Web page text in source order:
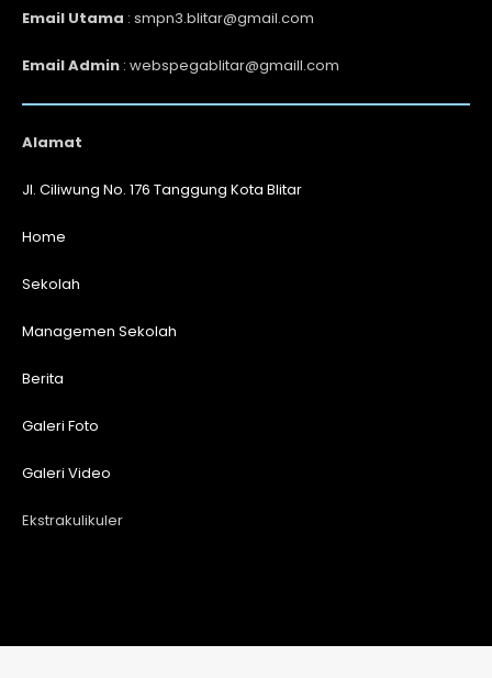
Email Utama : smpn3.blitar@gmail.com
Email Admin : webspegablitar@gmaill.com
Alamat
Jl. Ciliwung No. 176 Tanggung Kota Blitar
Home
Sekolah
Managemen Sekolah
Berita
Galeri Foto
Galeri Video
Ekstrakulikuler